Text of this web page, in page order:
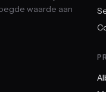
waarde aan